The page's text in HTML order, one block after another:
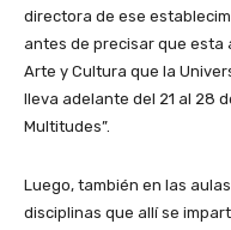
directora de ese
antes de precisar que esta
Arte y Cultura que la
lleva adelante del 21 al 28
Multitudes”.
Luego, también en las
disciplinas que allí se